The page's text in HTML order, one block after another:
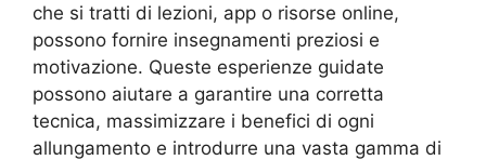
che si tratti di lezioni, app o risorse online,
possono fornire insegnamenti preziosi e
motivazione. Queste esperienze guidate
possono aiutare a garantire una corretta
tecnica, massimizzare i benefici di ogni
allungamento e introdurre una vasta gamma di